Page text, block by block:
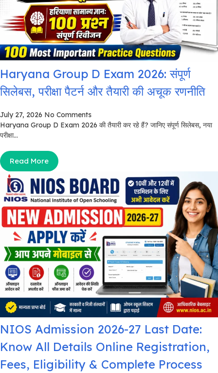
Haryana Group D Exam 2026: संपूर्ण
सिलेबस, परीक्षा पैटर्न और तैयारी की अचूक रणनीति
July 27, 2026 No Comments
Haryana Group D Exam 2026 की तैयारी कर रहे हैं? जानिए संपूर्ण सिलेबस, नया
परीक्षा...
Read More
NIOS Admission 2026-27 Last Date:
Know All Details Online Registration,
Fees, Eligibility & Complete Process